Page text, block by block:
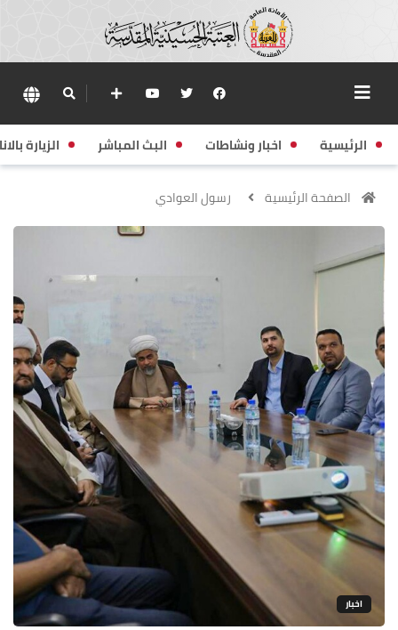
الرئيسية اخبار ونشاطات البث المباشر الزيارة
الصفحة الرئيسية رسول العوادي
اخبار